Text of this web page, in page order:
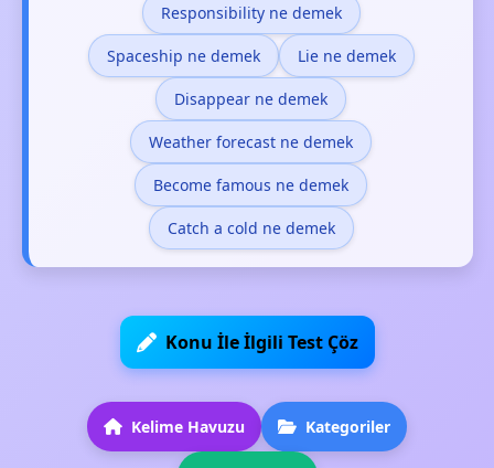
Responsibility ne demek
Spaceship ne demek Lie ne demek
Disappear ne demek
Weather forecast ne demek
Become famous ne demek
Catch a cold ne demek
Konu İle İlgili Test Çöz
Kelime Havuzu Kategoriler